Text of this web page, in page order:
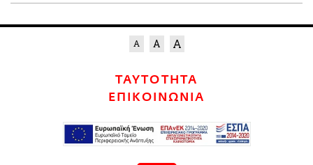
ΤΑΥΤΟΤΗΤΑ
ΕΠΙΚΟΙΝΩΝΙΑ